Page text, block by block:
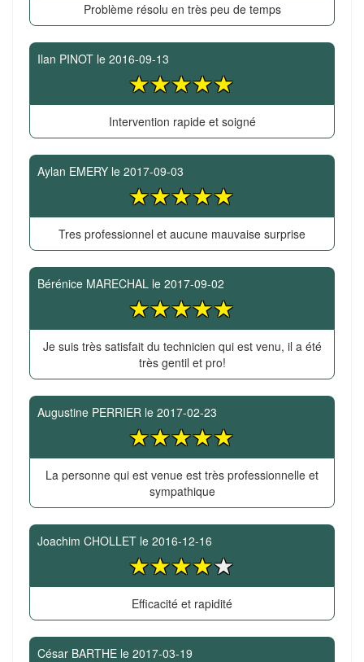
Problème résolu en très peu de temps
Ilan PINOT le 2016-09-13
Intervention rapide et soigné
Aylan EMERY le 2017-09-03
Tres professionnel et aucune mauvaise surprise
Bérénice MARECHAL le 2017-09-02
Je suis très satisfait du technicien qui est venu, il a été
très gentil et pro!
Augustine PERRIER le 2017-02-23
La personne qui est venue est très professionnelle et
sympathique
Joachim CHOLLET le 2016-12-16
Efficacité et rapidité
César BARTHE le 2017-03-19